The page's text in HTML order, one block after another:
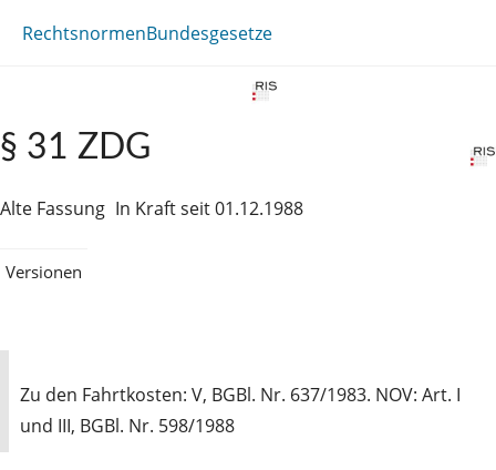
RechtsnormenBundesgesetze
§ 31 ZDG
Alte Fassung In Kraft seit 01.12.1988
Versionen
Zu den Fahrtkosten: V, BGBl. Nr. 637/1983. NOV: Art. I
und III, BGBl. Nr. 598/1988